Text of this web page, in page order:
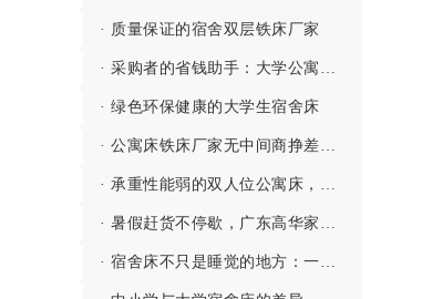
· 质量保证的宿舍双层铁床厂家
· 采购者的省钱助手：大学公寓床批发厂家
· 绿色环保健康的大学生宿舍床
· 公寓床铁床厂家无中间商挣差价，省事更省心
· 承重性能弱的双人位公寓床，哪敢用啊！
· 暑假赶货不停歇，广东高华家具有限公司全力保障学校宿舍家具供应
· 宿舍床不只是睡觉的地方：一间宿舍的舒适度，往往从一张床开始